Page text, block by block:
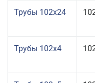
Трубы 102x24
Трубы 102x4